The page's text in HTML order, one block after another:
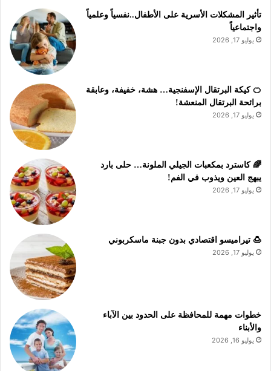
تأثير المشكلات الأسرية على الأطفال..نفسياً وعلمياً
واجتماعياً
يوليو 17, 2026
🍊 كيكة البرتقال الإسفنجية… هشة، خفيفة، وعابقة
برائحة البرتقال المنعشة!
يوليو 17, 2026
🌈 كاسترد بمكعبات الجيلي الملونة… حلى بارد
يبهج العين ويذوب في الفم!
يوليو 17, 2026
🍮 تيراميسو اقتصادي بدون جبنة ماسكربوني
يوليو 17, 2026
خطوات مهمة للمحافظة على الحدود بين الآباء
والأبناء
يوليو 16, 2026